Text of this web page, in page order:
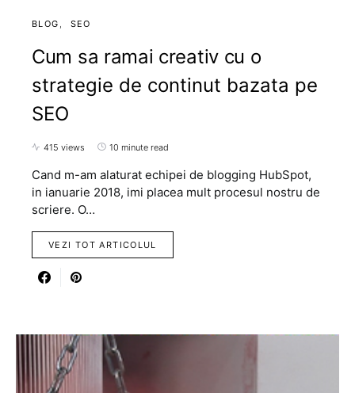
BLOG SEO
Cum sa ramai creativ cu o
strategie de continut bazata pe
SEO
415 views 10 minute read
Cand m-am alaturat echipei de blogging HubSpot,
in ianuarie 2018, imi placea mult procesul nostru de
scriere. O…
VEZI TOT ARTICOLUL